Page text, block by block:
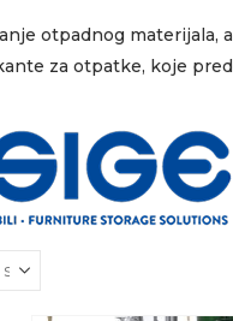
otpadnog materijala,
za otpatke, koje